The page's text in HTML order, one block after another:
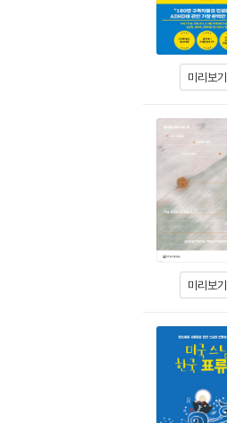
미리보기
미리보기